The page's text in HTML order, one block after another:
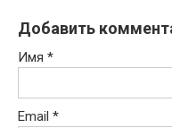
Добавить
Имя *
Email *